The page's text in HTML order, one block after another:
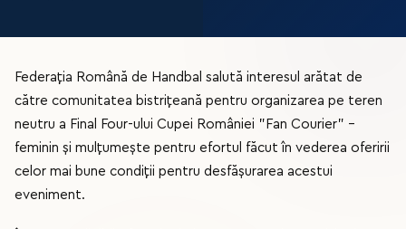
Federația Română de Handbal salută interesul arătat de
către comunitatea bistrițeană pentru organizarea pe teren
neutru a Final Four-ului Cupei României ”Fan Courier” –
feminin și mulțumește pentru efortul făcut în vederea oferirii
celor mai bune condiții pentru desfășurarea acestui
eveniment.